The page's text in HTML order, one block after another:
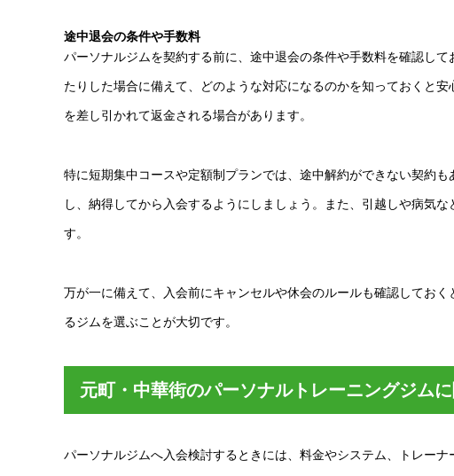
途中退会の条件や手数料
パーソナルジムを契約する前に、途中退会の条件や手数料を確認し
たりした場合に備えて、どのような対応になるのかを知っておくと
を差し引かれて返金される場合があります。
特に短期集中コースや定額制プランでは、途中解約ができない契約
し、納得してから入会するようにしましょう。また、引越しや病気
す。
万が一に備えて、入会前にキャンセルや休会のルールも確認してお
るジムを選ぶことが大切です。
元町・中華街のパーソナルトレーニングジム
パーソナルジムへ入会検討するときには、料金やシステム、トレー